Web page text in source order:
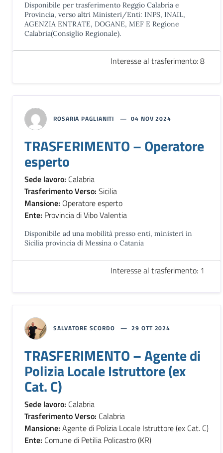
Disponibile per trasferimento Reggio Calabria e
Provincia, verso altri Ministeri/Enti: INPS, INAIL,
AGENZIA ENTRATE, DOGANE, MEF E Regione
Calabria(Consiglio Regionale).
Interesse al trasferimento: 8
ROSARIA PAGLIANITI 04 NOV 2024
TRASFERIMENTO – Operatore
esperto
Sede lavoro: Calabria
Trasferimento Verso: Sicilia
Mansione: Operatore esperto
Ente: Provincia di Vibo Valentia
Disponibile ad una mobilità presso enti, ministeri in
Sicilia provincia di Messina o Catania
Interesse al trasferimento: 1
SALVATORE SCORDO 29 OTT 2024
TRASFERIMENTO – Agente di
Polizia Locale Istruttore (ex
Cat. C)
Sede lavoro: Calabria
Trasferimento Verso: Calabria
Mansione: Agente di Polizia Locale Istruttore (ex Cat. C)
Ente: Comune di Petilia Policastro (KR)